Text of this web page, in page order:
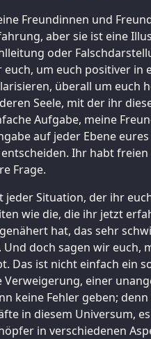
Freundinnen und
aber sie ist eine
oder
euch, um euch positiver in
überall um euch
Seele, mit der ihr
Aufgabe, meine
auf jeder Ebene
Ihr habt
Frage.
jeder Situation, der ihr
wie die, die ihr jetzt
hat, das sehr
Und doch sagen wir euch,
Das ist nicht einfach ein
Verweigerung, einer
keine Fehler geben;
in diesem Universum,
in verschiedenen